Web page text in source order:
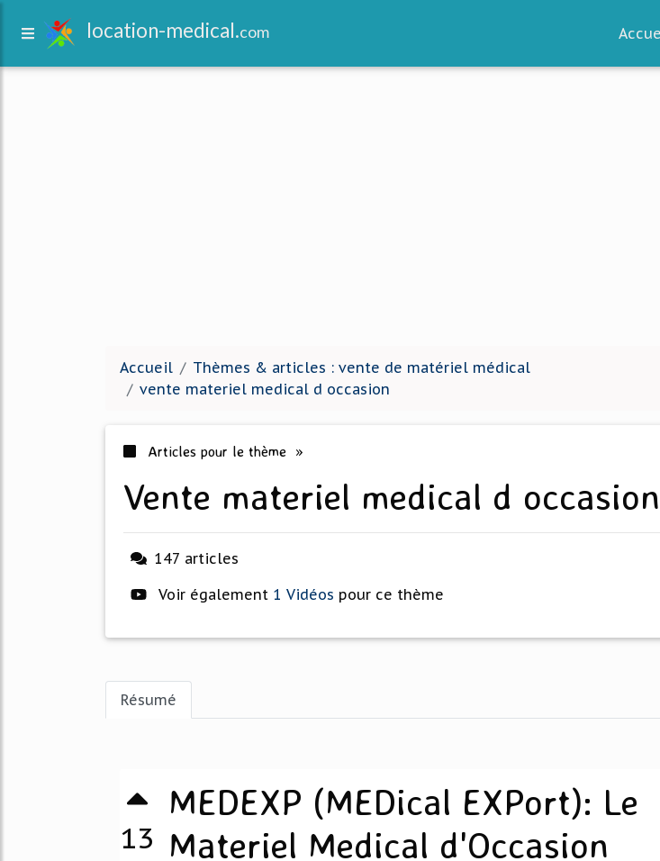
location-medical.com
Accueil
Thèmes & articles : vente de matériel médical
vente materiel medical d occasion
Articles pour le thème »
vente materiel medical d occasion
147 articles
Voir également 1 Vidéos pour ce thème
Résumé
13
MEDEXP (MEDical EXPort): Le
Materiel Medical d'Occasion